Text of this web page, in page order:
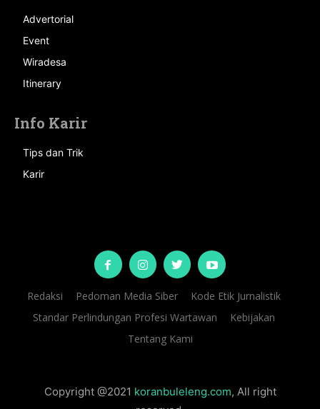
Advertorial
Event
Wiradesa
Itinerary
Info Karir
Tips dan Trik
Karir
Redaksi Pedoman Media Siber
Kode Etik Jurnalistik
Standar Perlindungan Profesi Wartawan
Kebijakan
Tentang Kami
Copyright @2021 koranbuleleng.com, All right